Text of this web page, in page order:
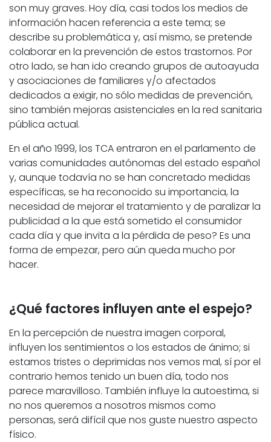
son muy graves. Hoy día, casi todos los medios de
información hacen referencia a este tema; se
describe su problemática y, así mismo, se pretende
colaborar en la prevención de estos trastornos. Por
otro lado, se han ido creando grupos de autoayuda
y asociaciones de familiares y/o afectados
dedicados a exigir, no sólo medidas de prevención,
sino también mejoras asistenciales en la red sanitaria
pública actual.
En el año 1999, los TCA entraron en el parlamento de
varias comunidades autónomas del estado español
y, aunque todavía no se han concretado medidas
específicas, se ha reconocido su importancia, la
necesidad de mejorar el tratamiento y de paralizar la
publicidad a la que está sometido el consumidor
cada día y que invita a la pérdida de peso? Es una
forma de empezar, pero aún queda mucho por
hacer.
¿Qué factores influyen ante el espejo?
En la percepción de nuestra imagen corporal,
influyen los sentimientos o los estados de ánimo; si
estamos tristes o deprimidas nos vemos mal, sí por el
contrario hemos tenido un buen día, todo nos
parece maravilloso. También influye la autoestima, si
no nos queremos a nosotros mismos como
personas, será difícil que nos guste nuestro aspecto
físico.